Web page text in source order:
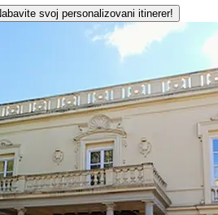
svoj personalizovani itinerer!